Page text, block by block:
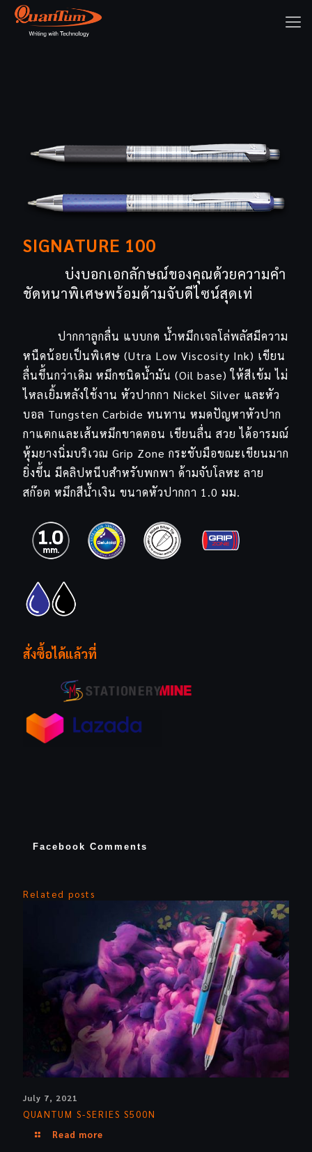
SIGNATURE 100
บ่งบอกเอกลักษณ์ของคุณด้วยความคำ
ชัดหนาพิเศษพร้อมด้ามจับดีไซน์สุดเท่
ปากกาลูกลื่น แบบกด น้ำหมึกเจลโล่พลัสมีความ
หนืดน้อยเป็นพิเศษ (Utra Low Viscosity Ink) เขียน
ลื่นขึ้นกว่าเดิม หมึกชนิดน้ำมัน (Oil base) ให้สีเข้ม ไม่
ไหลเยิ้มหลังใช้งาน หัวปากกา Nickel Silver และหัว
บอล Tungsten Carbide ทนทาน หมดปัญหาหัวปาก
กาแตกและเส้นหมึกขาดตอน เขียนลื่น สวย ได้อารมณ์
หุ้มยางนิ่มบริเวณ Grip Zone กระชับมือขณะเขียนมาก
ยิ่งขึ้น มีคลิปหนีบสำหรับพกพา ด้ามจับโลหะ ลาย
สก๊อต หมึกสีน้ำเงิน ขนาดหัวปากกา 1.0 มม.
สั่งซื้อได้แล้วที่
Facebook Comments
Related posts
July 7, 2021
QUANTUM S-SERIES S500N
Read more